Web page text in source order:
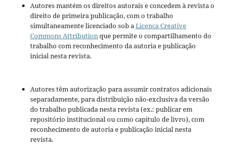
Autores mantém os direitos autorais e concedem à revista o
direito de primeira publicação, com o trabalho
simultaneamente licenciado sob aLicença Creative
Commons Attributionque permite o compartilhamento do
trabalho com reconhecimento da autoria e publicação
inicial nesta revista.
Autores têm autorização para assumir contratos adicionais
separadamente, para distribuição não-exclusiva da versão
do trabalho publicada nesta revista (ex.: publicar em
repositório institucional ou como capítulo de livro), com
reconhecimento de autoria e publicação inicial nesta
revista.